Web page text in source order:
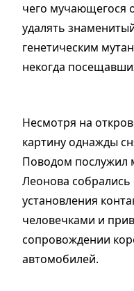
чего мучающегося
удалять
генетическим
некогда
Несмотря на
картину однажды
Поводом послужил
Леонова
установления
человечками и
сопровождении
автомобилей.